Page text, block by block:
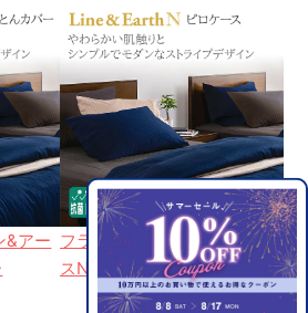
&アー フランスベッド ライン&アー
スN ピロケース
フ
ス